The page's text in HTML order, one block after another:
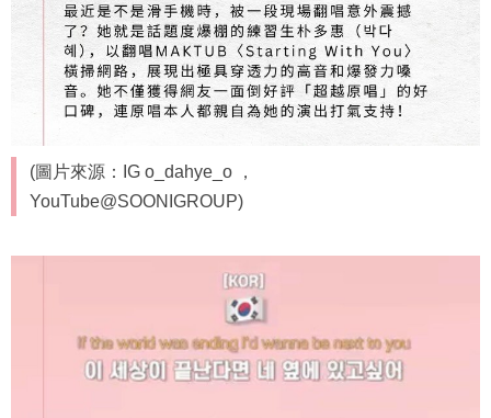
(圖片來源：IG o_dahye_o ，
YouTube@SOONIGROUP)